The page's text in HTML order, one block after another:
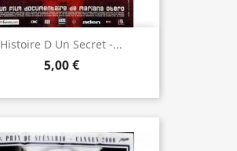
Histoire D Un Secret -...
5,00 €